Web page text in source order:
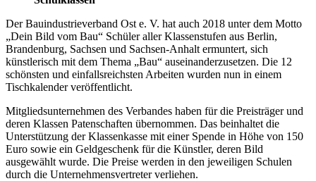
Der Bauindustrieverband Ost e. V. hat auch 2018 unter dem Motto
„Dein Bild vom Bau“ Schüler aller Klassenstufen aus Berlin,
Brandenburg, Sachsen und Sachsen-Anhalt ermuntert, sich
künstlerisch mit dem Thema „Bau“ auseinanderzusetzen. Die 12
schönsten und einfallsreichsten Arbeiten wurden nun in einem
Tischkalender veröffentlicht.
Mitgliedsunternehmen des Verbandes haben für die Preisträger und
deren Klassen Patenschaften übernommen. Das beinhaltet die
Unterstützung der Klassenkasse mit einer Spende in Höhe von 150
Euro sowie ein Geldgeschenk für die Künstler, deren Bild
ausgewählt wurde. Die Preise werden in den jeweiligen Schulen
durch die Unternehmensvertreter verliehen.